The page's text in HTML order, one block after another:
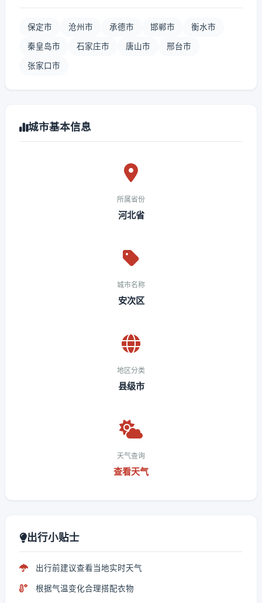
保定市 沧州市 承德市 邯郸市 衡水市
秦皇岛市 石家庄市 唐山市 邢台市
张家口市
城市基本信息
所属省份
河北省
城市名称
安次区
地区分类
县级市
天气查询
查看天气
出行小贴士
出行前建议查看当地实时天气
根据气温变化合理搭配衣物